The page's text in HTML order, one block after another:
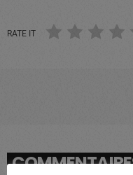
RATE IT